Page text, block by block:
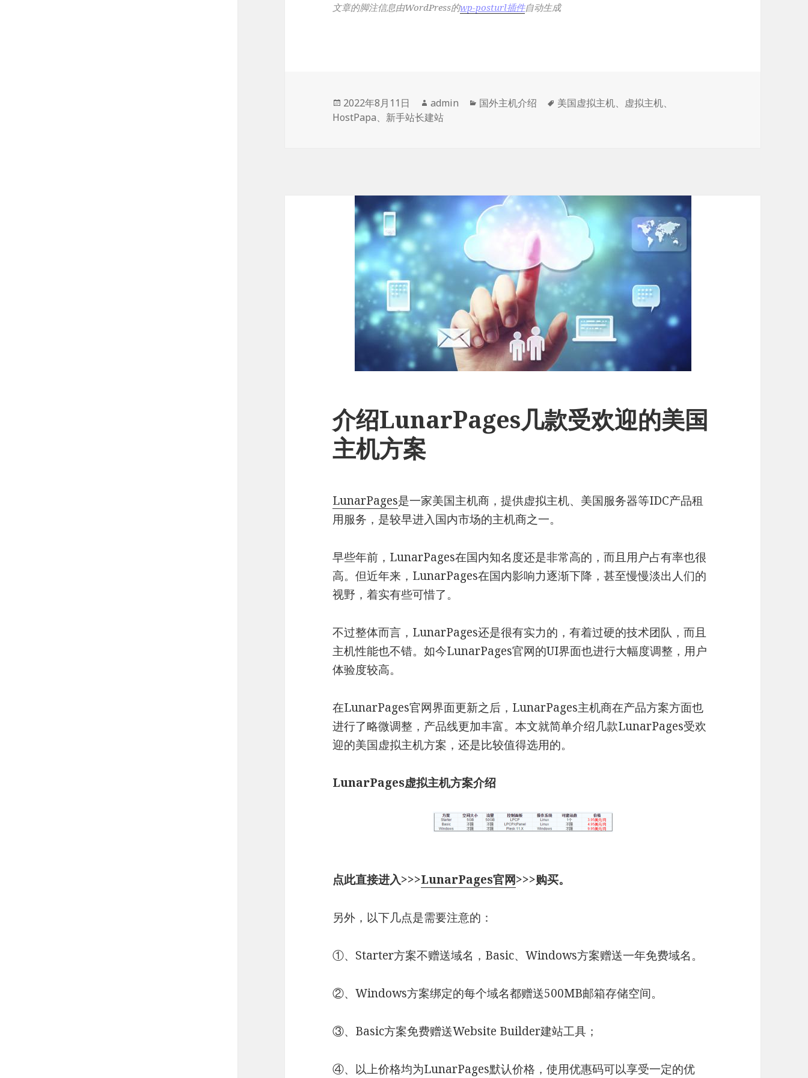
文章的脚注信息由WordPress的wp-posturl插件自动生成
发
布
2022年8月11日
作
者
admin
分
国外主机介绍
标
美国虚拟主机、 虚拟主机、
HostPapa、 新手站长建站
介绍LunarPages几款受欢迎的美国
主机方案
LunarPages是一家美国主机商，提供虚拟主机、美国服务器等IDC产品租
用服务，是较早进入国内市场的主机商之一。
早些年前，LunarPages在国内知名度还是非常高的，而且用户占有率也很
高。但近年来，LunarPages在国内影响力逐渐下降，甚至慢慢淡出人们的
视野，着实有些可惜了。
不过整体而言，LunarPages还是很有实力的，有着过硬的技术团队，而且
主机性能也不错。如今LunarPages官网的UI界面也进行大幅度调整，用户
体验度较高。
在LunarPages官网界面更新之后，LunarPages主机商在产品方案方面也
进行了略微调整，产品线更加丰富。本文就简单介绍几款LunarPages受欢
迎的美国虚拟主机方案，还是比较值得选用的。
LunarPages虚拟主机方案介绍
点此直接进入>>>LunarPages官网>>>购买。
另外，以下几点是需要注意的：
①、Starter方案不赠送域名，Basic、Windows方案赠送一年免费域名。
②、Windows方案绑定的每个域名都赠送500MB邮箱存储空间。
③、Basic方案免费赠送Website Builder建站工具；
④、以上价格均为LunarPages默认价格，使用优惠码可以享受一定的优